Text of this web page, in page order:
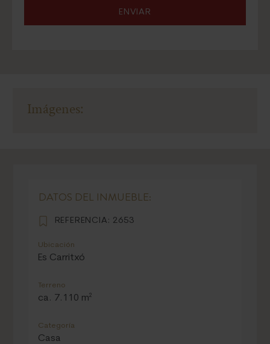
ENVIAR
Imágenes:
DATOS DEL INMUEBLE:
REFERENCIA: 2653
Ubicación
Es Carritxó
Terreno
ca. 7.110 m²
Categoría
Casa